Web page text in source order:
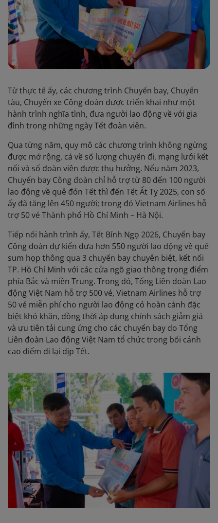
Từ thực tế ấy, các chương trình Chuyến bay, Chuyến
tàu, Chuyến xe Công đoàn được triển khai như một
hành trình nghĩa tình, đưa người lao động về với gia
đình trong những ngày Tết đoàn viên.
Qua từng năm, quy mô các chương trình không ngừng
được mở rộng, cả về số lượng chuyến đi, mạng lưới kết
nối và số đoàn viên được thụ hưởng. Nếu năm 2023,
Chuyến bay Công đoàn chỉ hỗ trợ từ 80 đến 100 người
lao động về quê đón Tết thì đến Tết Ất Tỵ 2025, con số
ấy đã tăng lên 450 người; trong đó Vietnam Airlines hỗ
trợ 50 vé Thành phố Hồ Chí Minh – Hà Nội.
Tiếp nối hành trình ấy, Tết Bính Ngọ 2026, Chuyến bay
Công đoàn dự kiến đưa hơn 550 người lao động về quê
sum họp thông qua 3 chuyến bay chuyên biệt, kết nối
TP. Hồ Chí Minh với các cửa ngõ giao thông trọng điểm
phía Bắc và miền Trung. Trong đó, Tổng Liên đoàn Lao
động Việt Nam hỗ trợ 500 vé, Vietnam Airlines hỗ trợ
50 vé miễn phí cho người lao động có hoàn cảnh đặc
biệt khó khăn, đồng thời áp dụng chính sách giảm giá
và ưu tiên tải cung ứng cho các chuyến bay do Tổng
Liên đoàn Lao động Việt Nam tổ chức trong bối cảnh
cao điểm đi lại dịp Tết.